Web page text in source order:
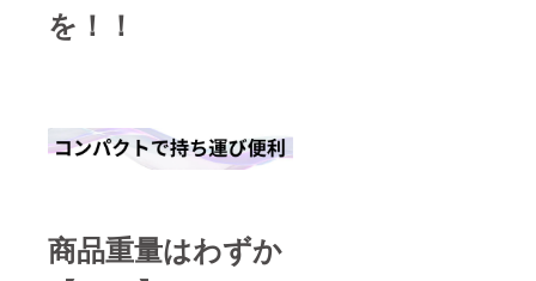
を！！
商品重量はわずか